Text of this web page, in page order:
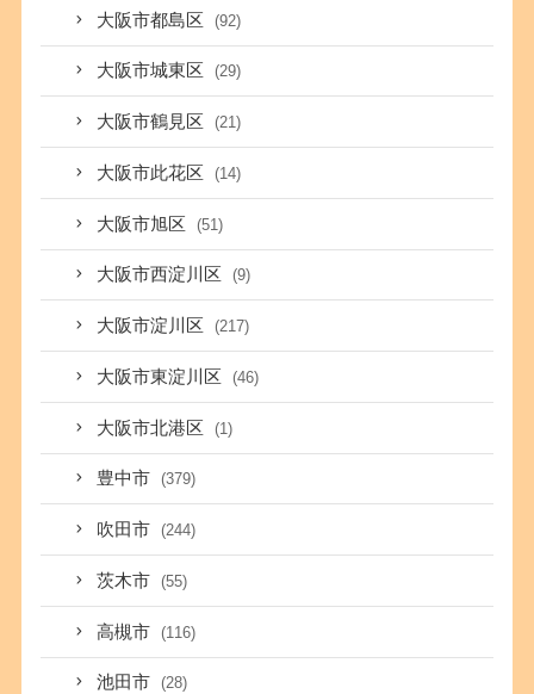
大阪市都島区 (92)
大阪市城東区 (29)
大阪市鶴見区 (21)
大阪市此花区 (14)
大阪市旭区 (51)
大阪市西淀川区 (9)
大阪市淀川区 (217)
大阪市東淀川区 (46)
大阪市北港区 (1)
豊中市 (379)
吹田市 (244)
茨木市 (55)
高槻市 (116)
池田市 (28)